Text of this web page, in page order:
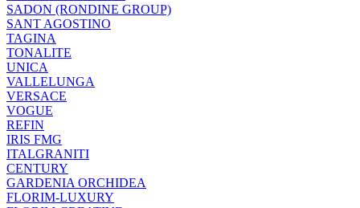
SADON (RONDINE GROUP)
SANT AGOSTINO
TAGINA
TONALITE
UNICA
VALLELUNGA
VERSACE
VOGUE
REFIN
IRIS FMG
ITALGRANITI
CENTURY
GARDENIA ORCHIDEA
FLORIM-LUXURY